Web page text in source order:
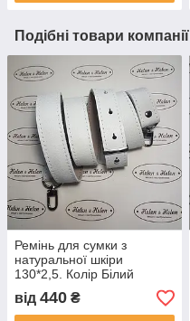
Подібні товари компанії
Ремінь для сумки з
натуральної шкіри
130*2,5. Колір Білий
від 440 ₴